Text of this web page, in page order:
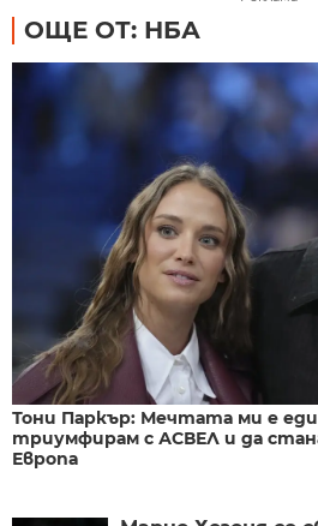
ОЩЕ ОТ: НБА
Тони Паркър: Мечтата ми е
триумфирам с АСВЕЛ и да
Европа